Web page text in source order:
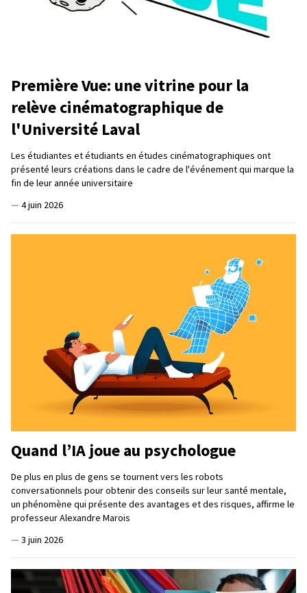
Première Vue: une vitrine pour la
relève cinématographique de
l'Université Laval
Les étudiantes et étudiants en études cinématographiques ont
présenté leurs créations dans le cadre de l'événement qui marque la
fin de leur année universitaire
— 4 juin 2026
Quand l’IA joue au psychologue
De plus en plus de gens se tournent vers les robots
conversationnels pour obtenir des conseils sur leur santé mentale,
un phénomène qui présente des avantages et des risques, affirme le
professeur Alexandre Marois
— 3 juin 2026